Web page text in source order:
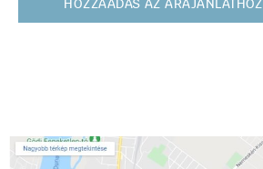
HOZZÁADÁS AZ ÁRAJÁNLATHOZ